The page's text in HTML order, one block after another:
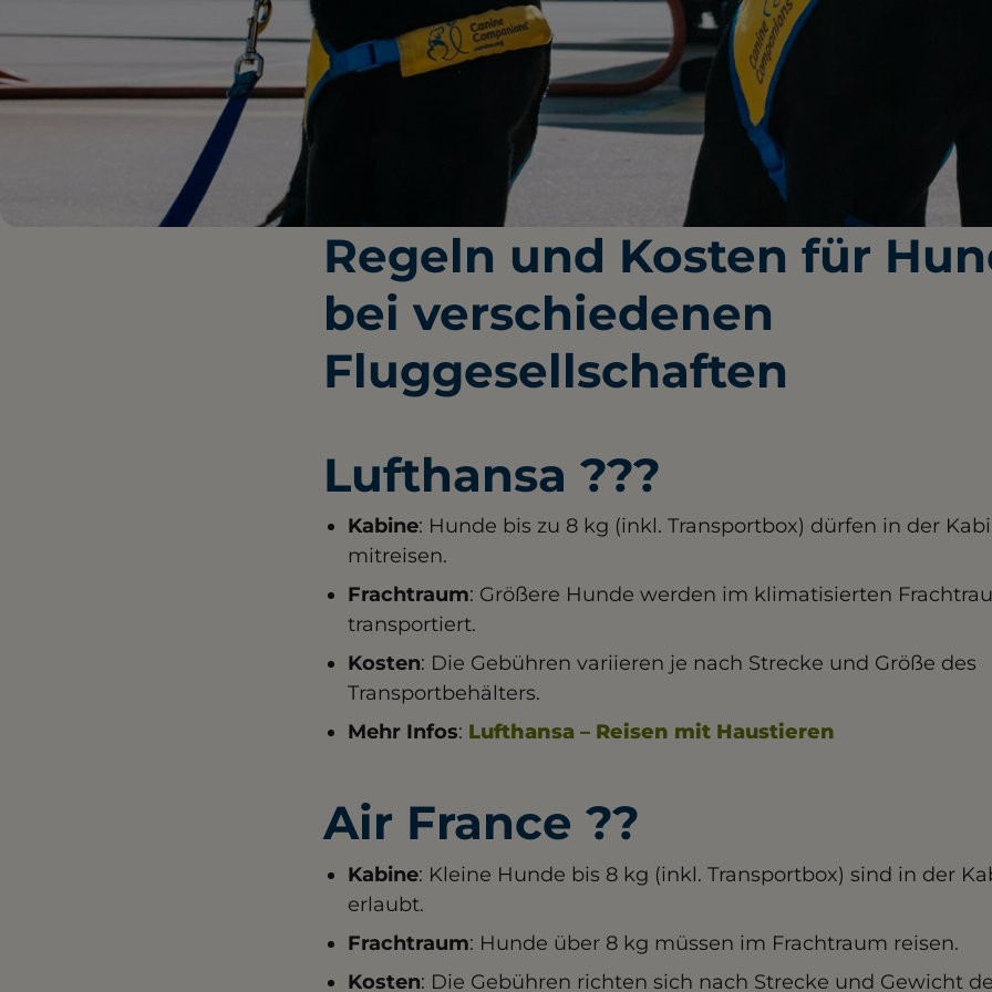
Regeln und Kosten für
bei verschiedenen
Fluggesellschaften
Lufthansa ???
Kabine: Hunde bis zu 8 kg (inkl. Transportbox) dürfen in der
mitreisen.
Frachtraum: Größere Hunde werden im klimatisierten
transportiert.
Kosten: Die Gebühren variieren je nach Strecke und Größe des
Transportbehälters.
Mehr Infos: Lufthansa – Reisen mit Haustieren
Air France ??
Kabine: Kleine Hunde bis 8 kg (inkl. Transportbox) sind in der
erlaubt.
Frachtraum: Hunde über 8 kg müssen im Frachtraum reisen.
Kosten: Die Gebühren richten sich nach Strecke und Gewicht